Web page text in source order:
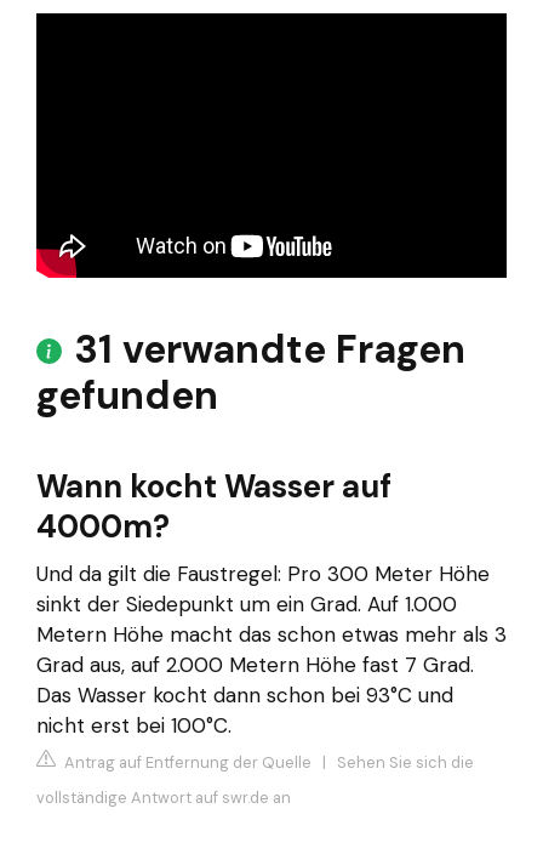
31 verwandte Fragen
gefunden
Wann kocht Wasser auf
4000m?
Und da gilt die Faustregel: Pro 300 Meter Höhe
sinkt der Siedepunkt um ein Grad. Auf 1.000
Metern Höhe macht das schon etwas mehr als 3
Grad aus, auf 2.000 Metern Höhe fast 7 Grad.
Das Wasser kocht dann schon bei 93°C und
nicht erst bei 100°C.
Antrag auf Entfernung der Quelle | Sehen Sie sich die
vollständige Antwort auf swr.de an